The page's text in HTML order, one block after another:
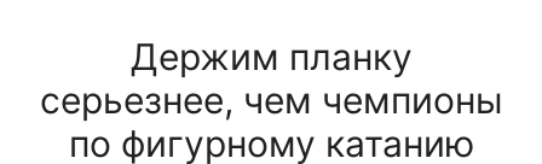
Держим планку
серьезнее, чем чемпионы
по фигурному катанию